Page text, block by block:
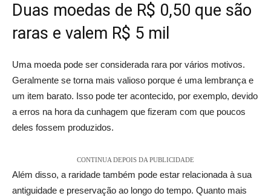
Duas moedas de R$ 0,50 que são
raras e valem R$ 5 mil
Uma moeda pode ser considerada rara por vários motivos.
Geralmente se torna mais valioso porque é uma lembrança e
um item barato. Isso pode ter acontecido, por exemplo, devido
a erros na hora da cunhagem que fizeram com que poucos
deles fossem produzidos.
CONTINUA DEPOIS DA PUBLICIDADE
Além disso, a raridade também pode estar relacionada à sua
antiguidade e preservação ao longo do tempo. Quanto mais